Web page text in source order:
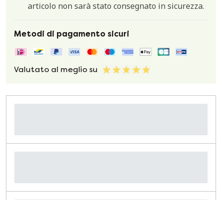
articolo non sarà stato consegnato in sicurezza.
Metodi di pagamento sicuri
Valutato al meglio su